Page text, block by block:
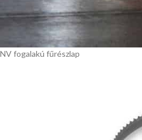
NV fogalakú fűrészlap